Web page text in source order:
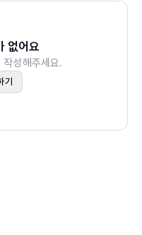
리는 옆 교실로 건너갔
보면서 투덜거렸다. 엄
으면 바깥세상에서 절대
없어요
성해주세요.
기